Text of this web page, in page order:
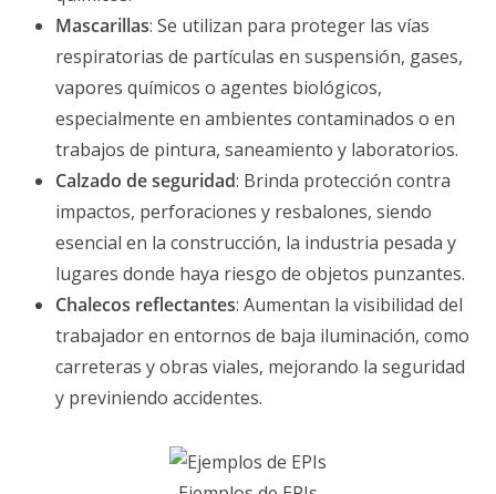
Mascarillas: Se utilizan para proteger las vías
respiratorias de partículas en suspensión, gases,
vapores químicos o agentes biológicos,
especialmente en ambientes contaminados o en
trabajos de pintura, saneamiento y laboratorios.
Calzado de seguridad: Brinda protección contra
impactos, perforaciones y resbalones, siendo
esencial en la construcción, la industria pesada y
lugares donde haya riesgo de objetos punzantes.
Chalecos reflectantes: Aumentan la visibilidad del
trabajador en entornos de baja iluminación, como
carreteras y obras viales, mejorando la seguridad
y previniendo accidentes.